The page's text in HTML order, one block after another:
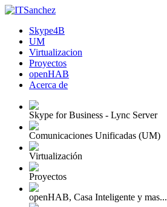
Skype4B
UM
Virtualizacion
Proyectos
openHAB
Acerca de
Skype for Business - Lync Server
Comunicaciones Unificadas (UM)
Virtualización
Proyectos
openHAB, Casa Inteligente y mas...